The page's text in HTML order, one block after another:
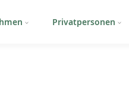
Privatpersonen